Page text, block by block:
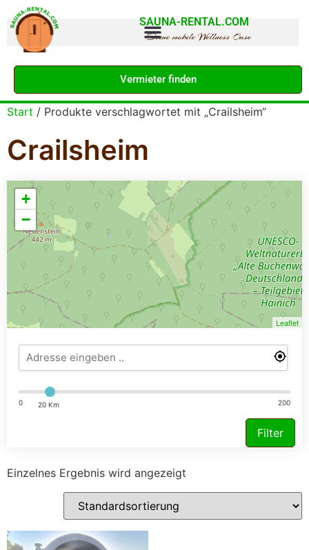
SAUNA-RENTAL.COM
Deine mobile Wellness Oase
Vermieter finden
Start / Produkte verschlagwortet mit „Crailsheim“
Crailsheim
+
−
Leaflet
0 20 Km 200
Filter
Einzelnes Ergebnis wird angezeigt